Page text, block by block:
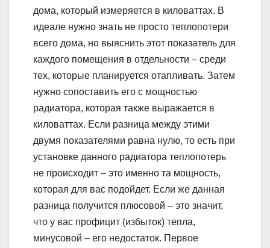
дома, который измеряется в киловаттах. В
идеале нужно знать не просто теплопотери
всего дома, но выяснить этот показатель для
каждого помещения в отдельности – среди
тех, которые планируется отапливать. Затем
нужно сопоставить его с мощностью
радиатора, которая также выражается в
киловаттах. Если разница между этими
двумя показателями равна нулю, то есть при
установке данного радиатора теплопотерь
не происходит – это именно та мощность,
которая для вас подойдет. Если же данная
разница получится плюсовой – это значит,
что у вас профицит (избыток) тепла,
минусовой – его недостаток. Первое